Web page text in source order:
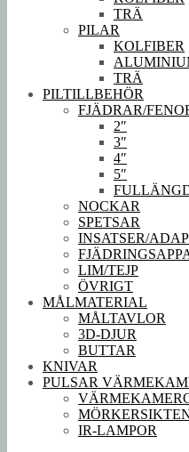
TRÄ
PILAR
KOLFIBER
TRÄ
PILTILLBEHÖR
FJÄDRAR/
2″
3″
4″
5″
NOCKAR
SPETSAR
INSATSER/
LIM/TEJP
ÖVRIGT
MÅLMATERIAL
MÅLTAVLOR
3D-DJUR
BUTTAR
KNIVAR
PULSAR
IR-LAMPOR